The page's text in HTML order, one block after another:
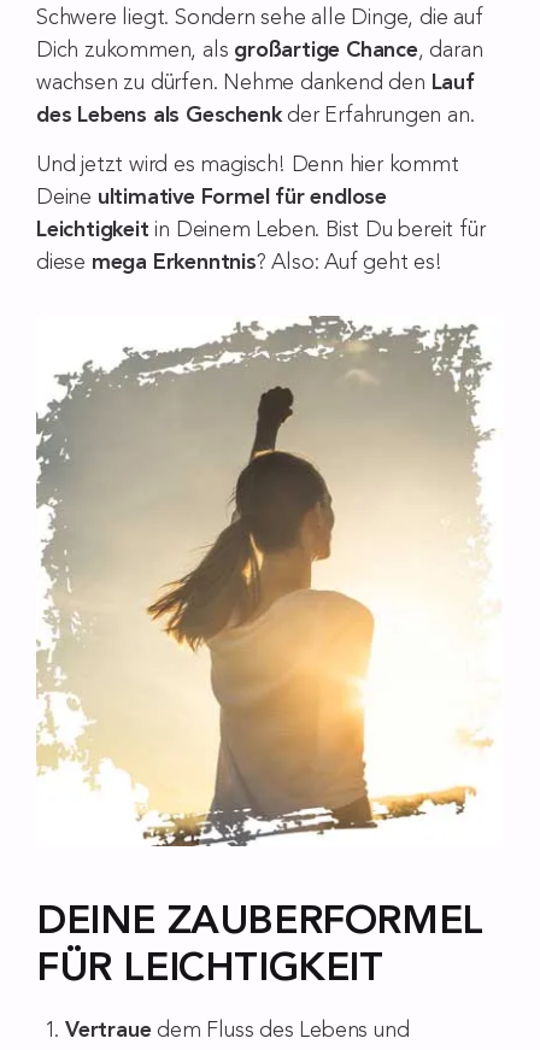
Schwere liegt. Sondern sehe alle Dinge, die auf
Dich zukommen, als großartige Chance, daran
wachsen zu dürfen. Nehme dankend den Lauf
des Lebens als Geschenkder Erfahrungen an.
Und jetzt wird es magisch! Denn hier kommt
Deine ultimative Formel für endlose
Leichtigkeit in Deinem Leben. Bist Du bereit für
diese mega Erkenntnis? Also: Auf geht es!
DEINE ZAUBERFORMEL
FÜR LEICHTIGKEIT
Vertrauedem Fluss des Lebens und